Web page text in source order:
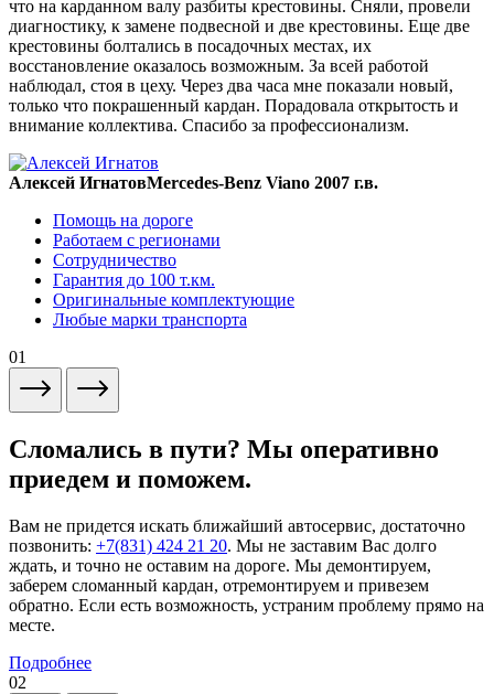
что на карданном валу разбиты крестовины. Сняли, провели
диагностику, к замене подвесной и две крестовины. Еще две
крестовины болтались в посадочных местах, их
восстановление оказалось возможным. За всей работой
наблюдал, стоя в цеху. Через два часа мне показали новый,
только что покрашенный кардан. Порадовала открытость и
внимание коллектива. Спасибо за профессионализм.
Алексей ИгнатовMercedes-Benz Viano 2007 г.в.
Помощь на дороге
Работаем с регионами
Сотрудничество
Гарантия до 100 т.км.
Оригинальные комплектующие
Любые марки транспорта
01
Сломались в пути? Мы оперативно
приедем и поможем.
Вам не придется искать ближайший автосервис, достаточно
позвонить: +7(831) 424 21 20. Мы не заставим Вас долго
ждать, и точно не оставим на дороге. Мы демонтируем,
заберем сломанный кардан, отремонтируем и привезем
обратно. Если есть возможность, устраним проблему прямо на
месте.
Подробнее
02